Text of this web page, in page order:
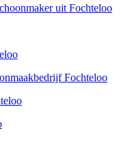
uit Fochteloo
Fochteloo